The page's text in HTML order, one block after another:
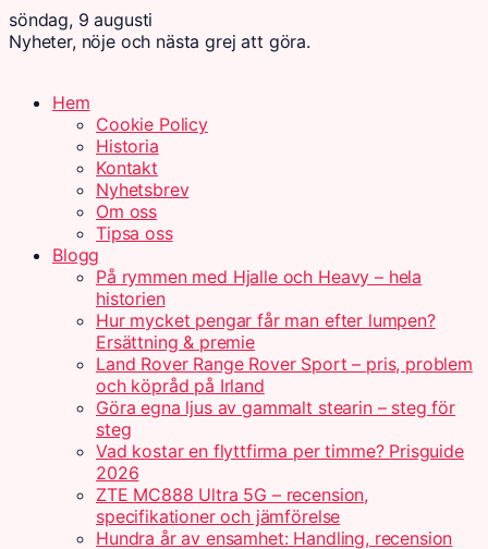
söndag, 9 augusti
Nyheter, nöje och nästa grej att göra.
Hem
Cookie Policy
Historia
Kontakt
Nyhetsbrev
Om oss
Tipsa oss
Blogg
På rymmen med Hjalle och Heavy – hela
historien
Hur mycket pengar får man efter lumpen?
Ersättning & premie
Land Rover Range Rover Sport – pris, problem
och köpråd på Irland
Göra egna ljus av gammalt stearin – steg för
steg
Vad kostar en flyttfirma per timme? Prisguide
2026
ZTE MC888 Ultra 5G – recension,
specifikationer och jämförelse
Hundra år av ensamhet: Handling, recension